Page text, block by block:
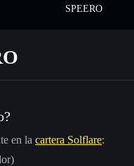
SPEERO
en la cartera Solflare: